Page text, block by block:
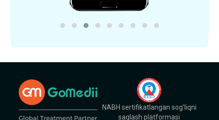
NABH sertifikatlangan sog'liqni
saqlash platformasi